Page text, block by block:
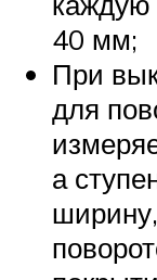
40 мм;
При
для
а